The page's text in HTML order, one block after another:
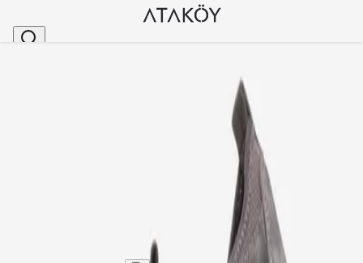
Erkek Hakiki Deri Streçli Günlük Loafer Ayakkabı